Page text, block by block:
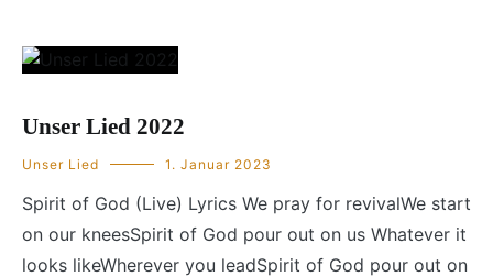
Unser Lied 2022
Unser Lied 1. Januar 2023
Spirit of God (Live) Lyrics We pray for revivalWe start
on our kneesSpirit of God pour out on us Whatever it
looks likeWherever you leadSpirit of God pour out on